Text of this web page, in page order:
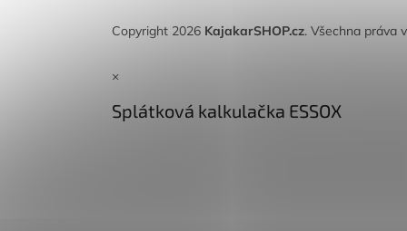
Copyright 2026 KajakarSHOP.cz. Všechna práva
×
Splátková kalkulačka ESSOX